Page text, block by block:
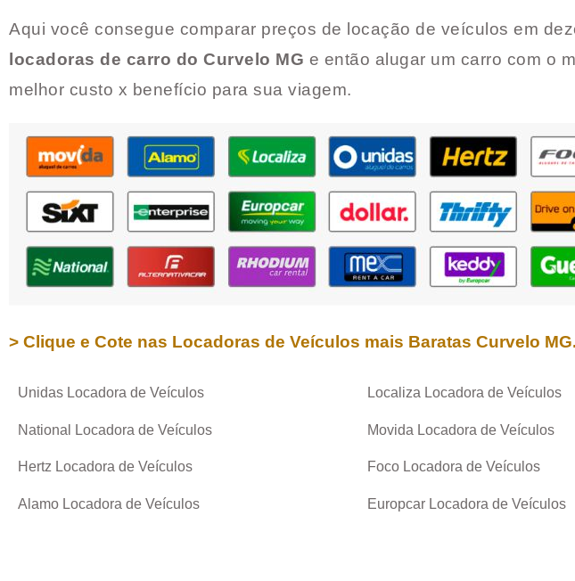
Aqui você consegue comparar preços de locação de veículos em
locadoras de carro do Curvelo MG e então alugar um carro com o
melhor custo x benefício para sua viagem.
> Clique e Cote nas Locadoras de Veículos mais Baratas Curvelo MG.
Unidas Locadora de Veículos
National Locadora de Veículos
Hertz Locadora de Veículos
Alamo Locadora de Veículos
Localiza Locadora de Veículos
Movida Locadora de Veículos
Foco Locadora de Veículos
Europcar Locadora de Veículos